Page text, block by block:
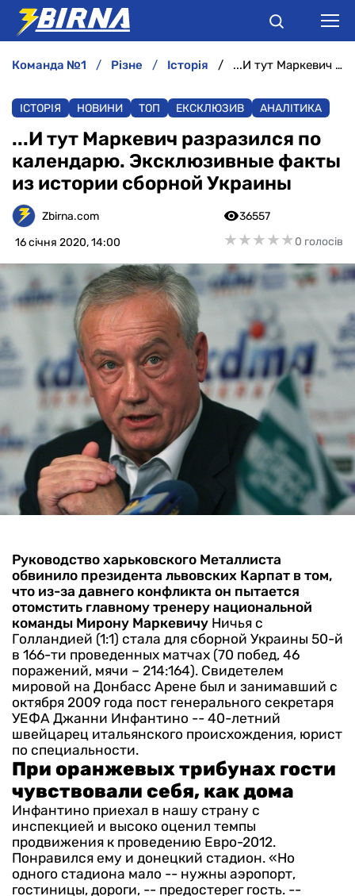
АНАЛІТИКА
ІНТЕРВ'Ю
РІЗНЕ
команда №1 різне історія ...И тут Маркевич разразился по календарю. Эксклюзивные факты из истории сборной Украины
ІСТОРІЯ НОВИНИ ТОП ЕКСКЛЮЗИВ АНАЛІТИКА
...И тут Маркевич разразился по
календарю. Эксклюзивные факты
из истории сборной Украины
Zbirna.com
16 січня 2020, 14:00
36557
★★★★★
★★★★★0 голосів
Руководство харьковского Металлиста
обвинило президента львовских Карпат в том,
что из-за давнего конфликта он пытается
отомстить главному тренеру национальной
команды Мирону Маркевичу Ничья с
Голландией (1:1) стала для сборной Украины 50-й
в 166-ти проведенных матчах (70 побед, 46
поражений, мячи – 214:164). Свидетелем
мировой на Донбасс Арене был и занимавший с
октября 2009 года пост генерального секретаря
УЕФА Джанни Инфантино -- 40-летний
швейцарец итальянского происхождения, юрист
по специальности.
При оранжевых трибунах гости
чувствовали себя, как дома
Инфантино приехал в нашу страну с
инспекцией и высоко оценил темпы
продвижения к проведению Евро-2012.
Понравился ему и донецкий стадион. «Но
одного стадиона мало -- нужны аэропорт,
гостиницы, дороги, -- предостерег гость. --